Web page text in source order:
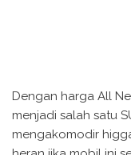
Dengan harga All
menjadi salah satu
mengakomodir